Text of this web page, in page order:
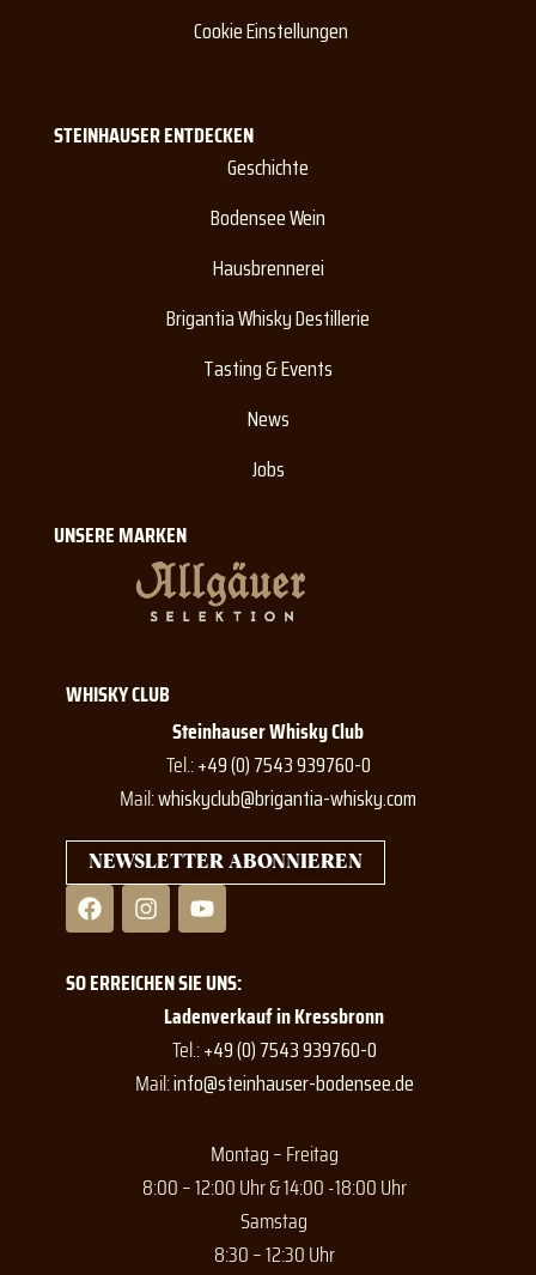
STEINHAUSER ENTDECKEN
Geschichte
Bodensee Wein
Hausbrennerei
Brigantia Whisky Destillerie
Tasting & Events
News
Jobs
UNSERE MARKEN
Cookie Einstellungen
WHISKY CLUB
Steinhauser Whisky Club
Tel.:+49 (0) 7543 939760-0
Mail:whiskyclub@brigantia-whisky.com
NEWSLETTER ABONNIEREN
F
a
c
e
b
I
n
s
t
a
m
Y
o
u
t
u
b
e
SO ERREICHEN SIE UNS:
Ladenverkauf in Kressbronn
Tel.:+49 (0) 7543 939760-0
Mail:info@steinhauser-bodensee.de
Montag – Freitag
8:00 – 12:00 Uhr & 14:00 -18:00 Uhr
Samstag
8:30 – 12:30 Uhr